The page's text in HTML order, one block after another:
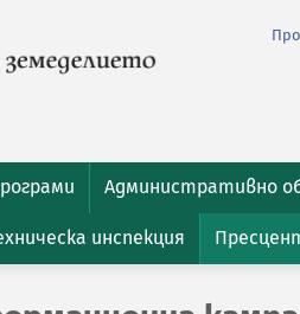
Административно
инспекция